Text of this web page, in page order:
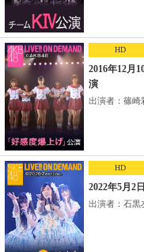
HD
2016年12月
演
出演者：篠崎
HD
2022年5月2
出演者：石黒